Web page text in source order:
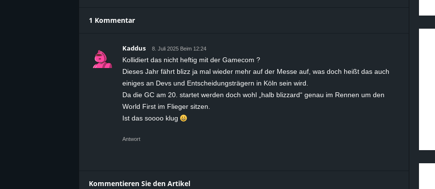
1 Kommentar
Kaddus 8. Juli 2025 Beim 12:24
Kollidiert das nicht heftig mit der Gamecom ?
Dieses Jahr fährt blizz ja mal wieder mehr auf der Messe auf, was doch heißt das auch
einiges an Devs und Entscheidungsträgern in Köln sein wird.
Da die GC am 20. startet werden doch wohl „halb blizzard“ genau im Rennen um den
World First im Flieger sitzen.
Ist das soooo klug
Antwort
Kommentieren Sie den Artikel